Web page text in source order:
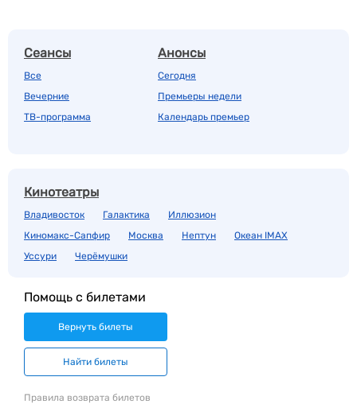
Сеансы
Все
Вечерние
ТВ-программа
Анонсы
Сегодня
Премьеры недели
Календарь премьер
Кинотеатры
Владивосток Галактика
Иллюзион
Киномакс-Сапфир
Москва Нептун
Океан IMAX
Уссури
Черёмушки
Помощь с билетами
Вернуть билеты
Найти билеты
Правила возврата билетов